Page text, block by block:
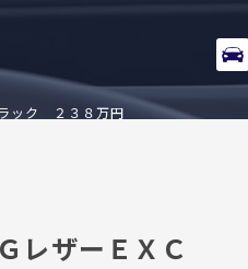
ック ２３８万円
ザーＥＸＣ